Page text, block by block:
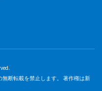
断転載を禁止します。 著作権は新